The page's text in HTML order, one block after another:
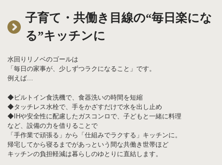
子育て・共働き目線の“毎日楽にな
る”キッチンに
水回りリノベのゴールは
「毎日の家事が、少しずつラクになること」です。
例えば…
◆ビルトイン食洗機で、食器洗いの時間を短縮
◆タッチレス水栓で、手をかざすだけで水を出し止め
◆IHや安全性に配慮したガスコンロで、子どもと一緒に料理
など、設備の力を借りることで
「手作業で頑張る」から「仕組みでラクする」キッチンに。
帰宅してから寝るまでがあっという間な共働き世帯ほど
キッチンの負担軽減は暮らしのゆとりに直結します。